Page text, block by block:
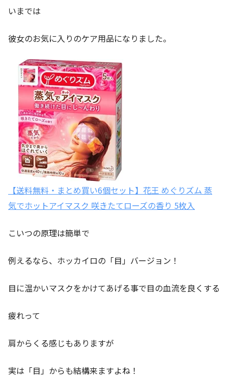
いまでは
彼女のお気に入りのケア用品になりました。
【送料無料・まとめ買い6個セット】花王 めぐりズム 蒸
気でホットアイマスク 咲きたてローズの香り 5枚入
こいつの原理は簡単で
例えるなら、ホッカイロの「目」バージョン！
目に温かいマスクをかけてあげる事で目の血流を良くする
疲れって
肩からくる感じもありますが
実は「目」からも結構来ますよね！